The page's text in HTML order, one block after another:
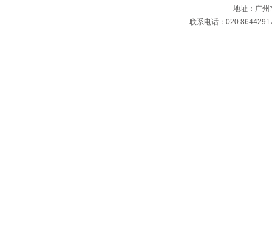
地址：广州
联系电话：020